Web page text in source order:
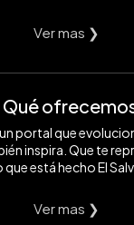
Ver mas ❯
Qué
portal que
inspira. Que te
que está hecho El
Ver mas ❯